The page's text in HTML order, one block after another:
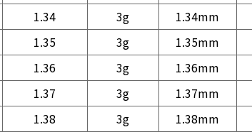
1.34 3g 1.34mm
1.35 3g 1.35mm
1.36 3g 1.36mm
1.37 3g 1.37mm
1.38 3g 1.38mm